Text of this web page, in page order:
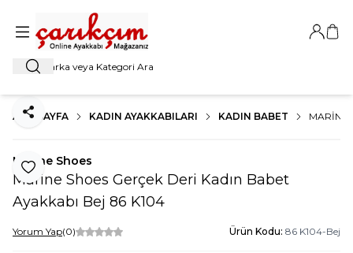
Ara
Giriş
ANA SAYFA KADIN AYAKKABILARI KADIN BABET MARINE
Favoriye Ekle
Paylaş
Marine Shoes
Marine Shoes Gerçek Deri Kadın Babet
Ayakkabı Bej 86 K104
Yorum Yap(0) Ürün Kodu: 86 K104-Bej